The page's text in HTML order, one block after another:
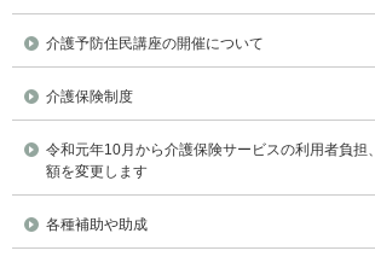
介護予防住民講座の開催について
介護保険制度
令和元年10月から介護保険サービスの利用者負担
額を変更します
各種補助や助成